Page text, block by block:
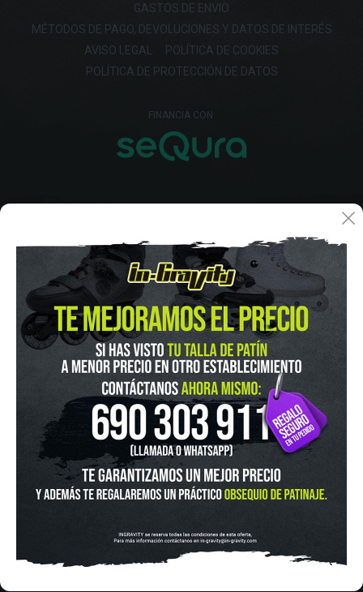
GASTOS DE ENVIO
MÉTODOS DE PAGO, DEVOLUCIONES Y DATOS DE INTERÉS
AVISO LEGAL
POLÍTICA DE COOKIES
POLÍTICA DE PROTECCIÓN DE DATOS
FINANCIA CON:
IN-GRAVITY MADRID RETIRO
Pza. Mariano de Cavia, 2
915 524 553
in-gravity@in-gravity.com
HORARIO
Lunes a Viernes de 12:00 - 20:30
Sabado De 10:00 - 20:30